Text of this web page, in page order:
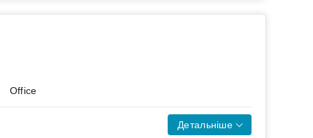
platforms
their most complex business
Office
Детальніше